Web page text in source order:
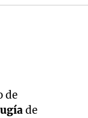
de
de